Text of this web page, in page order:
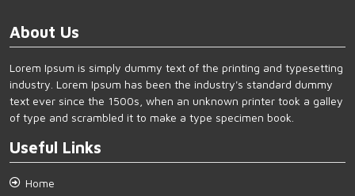
About Us
Lorem Ipsum is simply dummy text of the printing and typesetting
industry. Lorem Ipsum has been the industry's standard dummy
text ever since the 1500s, when an unknown printer took a galley
of type and scrambled it to make a type specimen book.
Useful Links
Home